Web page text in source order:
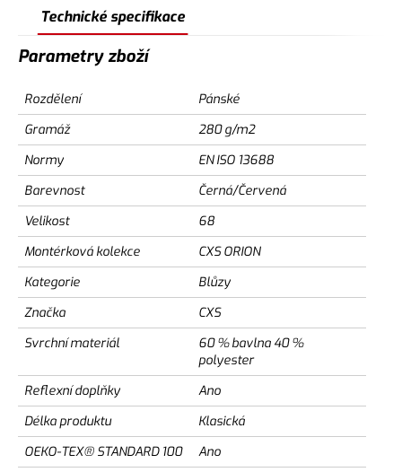
Technické specifikace
Parametry zboží
Rozdělení
Pánské
Gramáž
280 g/m2
Normy
EN ISO 13688
Barevnost
Černá/Červená
Velikost
68
Montérková kolekce
CXS ORION
Kategorie
Blůzy
Značka
CXS
Svrchní materiál
60 % bavlna 40 %
polyester
Reflexní doplňky
Ano
Délka produktu
Klasická
OEKO-TEX® STANDARD 100
Ano